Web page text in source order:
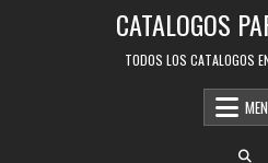
CATALOGOS
TODOS LOS CATALOGOS